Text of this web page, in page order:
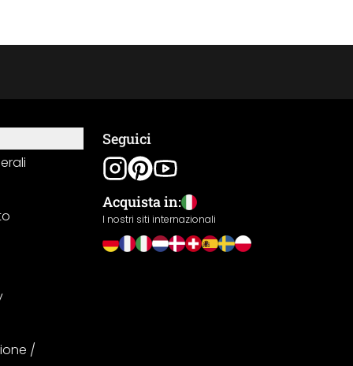
/
Seguici
Acquista in:
I nostri siti internazionali